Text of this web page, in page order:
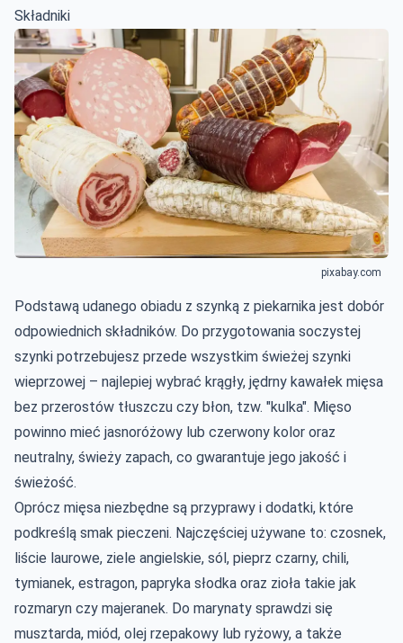
Składniki
pixabay.com
Podstawą udanego obiadu z szynką z piekarnika jest dobór
odpowiednich składników. Do przygotowania soczystej
szynki potrzebujesz przede wszystkim świeżej szynki
wieprzowej – najlepiej wybrać krągły, jędrny kawałek mięsa
bez przerostów tłuszczu czy błon, tzw. "kulka". Mięso
powinno mieć jasnoróżowy lub czerwony kolor oraz
neutralny, świeży zapach, co gwarantuje jego jakość i
świeżość.
Oprócz mięsa niezbędne są przyprawy i dodatki, które
podkreślą smak pieczeni. Najczęściej używane to: czosnek,
liście laurowe, ziele angielskie, sól, pieprz czarny, chili,
tymianek, estragon, papryka słodka oraz zioła takie jak
rozmaryn czy majeranek. Do marynaty sprawdzi się
musztarda, miód, olej rzepakowy lub ryżowy, a także